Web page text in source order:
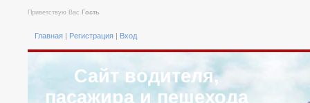
Приветствую Вас Гость
Главная | Регистрация | Вход
Сайт водителя,
пасажира и пешехода